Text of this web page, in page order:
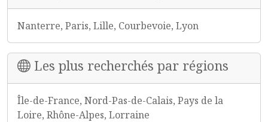
Nanterre, Paris, Lille, Courbevoie, Lyon
Les plus recherchés par régions
Île-de-France, Nord-Pas-de-Calais, Pays de la
Loire, Rhône-Alpes, Lorraine